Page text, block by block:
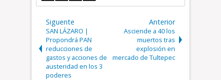
Siguente
SAN LÁZARO |
Propondrá PAN
reducciones de
gastos y acciones de
austeridad en los 3
poderes
Anterior
Asciende a 40 los
muertos tras
explosión en
mercado de Tultepec